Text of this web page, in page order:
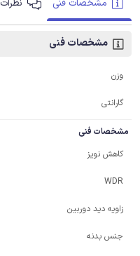
مشخصات فنی نظرات
مشخصات فنی
وزن
گارانتی
مشخصات فنی
کاهش نویز
WDR
زاویه دید دوربین
جنس بدنه